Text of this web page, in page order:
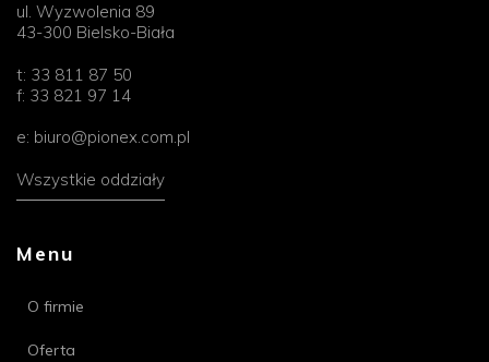
ul. Wyzwolenia 89
43-300 Bielsko-Biała
t: 33 811 87 50
f: 33 821 97 14
e: biuro@pionex.com.pl
Wszystkie oddziały
Menu
O firmie
Oferta